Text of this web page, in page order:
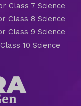
Class 7 Science
Class 8 Science
Class 9 Science
10 Science